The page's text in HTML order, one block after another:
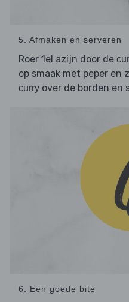
5. Afmaken en serveren
Roer 1el azijn door de
op smaak met peper en
curry over de borden en
6. Een goede bite